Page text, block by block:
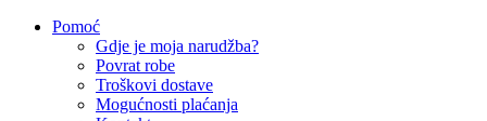
Pomoć
Gdje je moja narudžba?
Povrat robe
Troškovi dostave
Mogućnosti plaćanja